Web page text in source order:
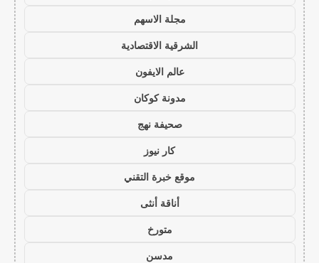
مجلة الاسهم
الشرقية الاقتصادية
عالم الايفون
مدونة كوكان
صحيفة نهج
كار نيوز
موقع خبرة التقني
أناقة أنثى
متورخ
مدسن